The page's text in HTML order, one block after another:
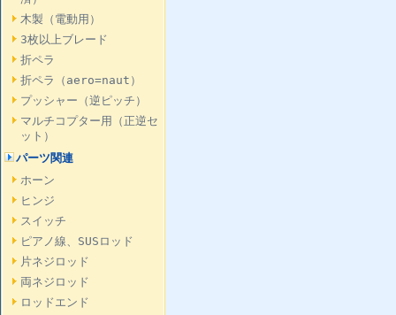
木製（電動用）
3枚以上ブレード
折ペラ
折ペラ（aero=naut）
プッシャー（逆ピッチ）
マルチコプター用（正逆セ
ット）
パーツ関連
ホーン
ヒンジ
スイッチ
ピアノ線、SUSロッド
片ネジロッド
両ネジロッド
ロッドエンド